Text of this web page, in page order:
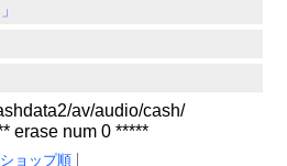
av/audio/cash/
erase num 0 *****
ショップ順